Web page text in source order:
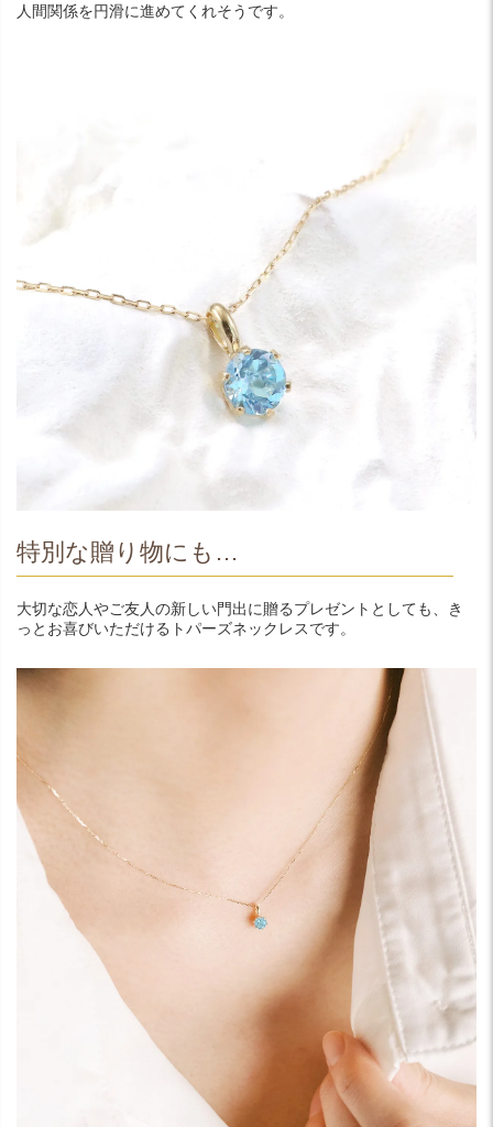
人間関係を円滑に進めてくれそうです。
特別な贈り物にも…
大切な恋人やご友人の新しい門出に贈るプレゼントとしても、き
っとお喜びいただけるトパーズネックレスです。